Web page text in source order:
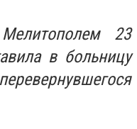
23
в больницу